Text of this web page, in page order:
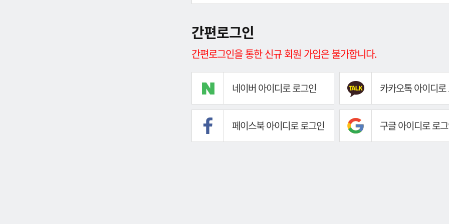
간편로그인
간편로그인을 통한 신규 회원 가입은 불가합니다.
네이버 아이디로 로그인 카카오톡 아이디로
페이스북 아이디로 로그인 구글 아이디로 로